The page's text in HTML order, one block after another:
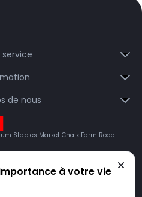
service
de nous
Stables Market Chalk Farm Road
à votre vie